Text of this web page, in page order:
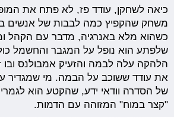
כיאה לשחקן, עודד פז, לא פתח את
משחק שהקפיץ כמה לבבות של אנשים
כשהוא מלא באנרגיה, מדבר עם הקהל
שלפתע הוא נופל על המגבר והחשמל
הלהקה עלה לבמה והזעיק אמבולנס ובו
את עודד ששוכב על הבמה. מי שמגדיר
של הסדרה וודאי ידע, שהקטע הוא
"קצר במוח" המזוהה עם הדמות.